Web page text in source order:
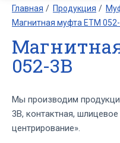
Главная Продукция
Магнитная муфта ЕТМ
052-3В
Мы производим
3В, контактная,
центрирование».